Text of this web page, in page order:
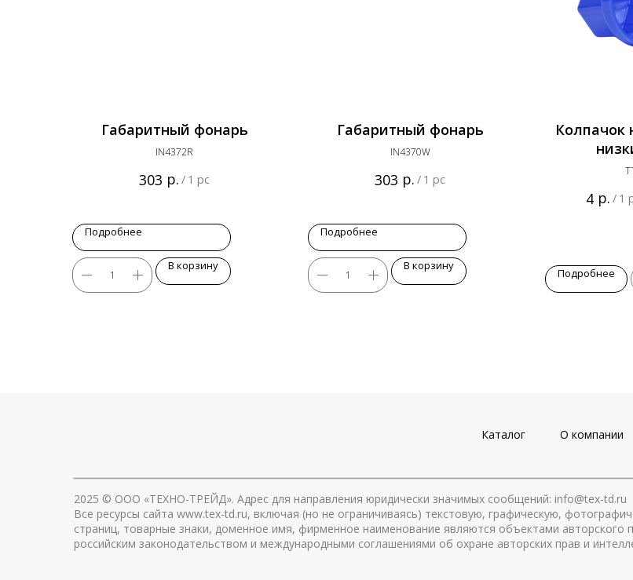
Габаритный фонарь
IN4372R
303 р. / 1 pc
Подробнее
В корзину
Габаритный фонарь
IN4370W
303 р. / 1 pc
Подробнее
В корзину
Колпачок
4 р. / 1
Подробнее
Каталог О компании
2025 © ООО «ТЕХНО-ТРЕЙД». Адрес для направления юридически значимых сообщений: info@tex-td.ru
Все ресурсы сайта www.tex-td.ru, включая (но не ограничиваясь) текстовую, графическую,
страниц, товарные знаки, доменное имя, фирменное наименование являются объектами авторского
российским законодательством и международными соглашениями об охране авторских прав и